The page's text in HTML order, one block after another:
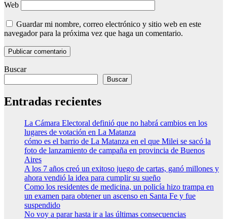
Web
Guardar mi nombre, correo electrónico y sitio web en este
navegador para la próxima vez que haga un comentario.
Buscar
Buscar
Entradas recientes
La Cámara Electoral definió que no habrá cambios en los
lugares de votación en La Matanza
cómo es el barrio de La Matanza en el que Milei se sacó la
foto de lanzamiento de campaña en provincia de Buenos
Aires
A los 7 años creó un exitoso juego de cartas, ganó millones y
ahora vendió la idea para cumplir su sueño
Como los residentes de medicina, un policía hizo trampa en
un examen para obtener un ascenso en Santa Fe y fue
suspendido
No voy a parar hasta ir a las últimas consecuencias